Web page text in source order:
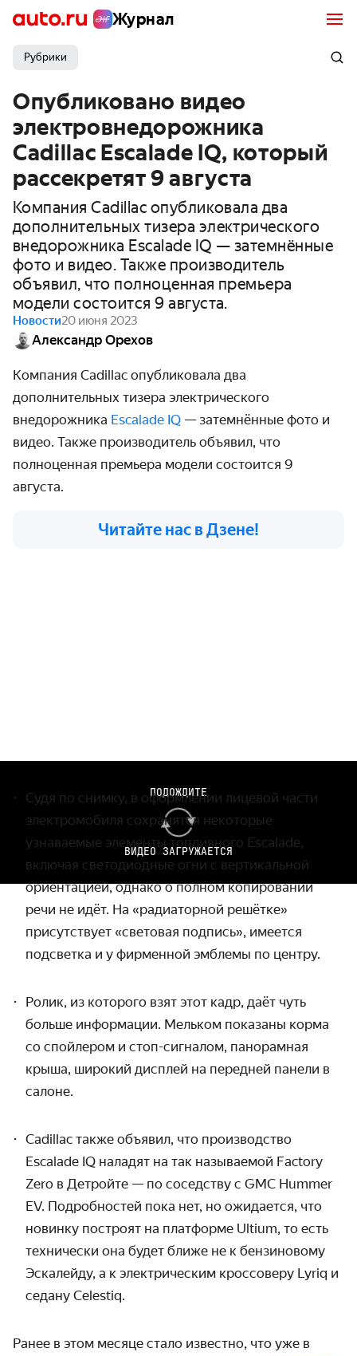
Журнал
Рубрики
Опубликовано видео
электровнедорожника
Cadillac Escalade IQ, который
рассекретят 9 августа
Компания Cadillac опубликовала два
дополнительных тизера электрического
внедорожника Escalade IQ — затемнённые
фото и видео. Также производитель
объявил, что полноценная премьера
модели состоится 9 августа.
Новости20 июня 2023
Александр Орехов
Компания Cadillac опубликовала два
дополнительных тизера электрического
внедорожника Escalade IQ — затемнённые фото и
видео. Также производитель объявил, что
полноценная премьера модели состоится 9
августа.
Читайте нас в Дзене!
ПОДОЖДИТЕ
ВИДЕО ЗАГРУЖАЕТСЯ
Судя по снимку, в оформлении лицевой части
электромобиля сохранятся некоторые
узнаваемые элементы топливного Escalade,
включая светодиодные огни с вертикальной
ориентацией, однако о полном копировании
речи не идёт. На «радиаторной решётке»
присутствует «световая подпись», имеется
подсветка и у фирменной эмблемы по центру.
Ролик, из которого взят этот кадр, даёт чуть
больше информации. Мельком показаны корма
со спойлером и стоп-сигналом, панорамная
крыша, широкий дисплей на передней панели в
салоне.
Cadillac также объявил, что производство
Escalade IQ наладят на так называемой Factory
Zero в Детройте — по соседству с GMC Hummer
EV. Подробностей пока нет, но ожидается, что
новинку построят на платформе Ultium, то есть
технически она будет ближе не к бензиновому
Эскалейду, а к электрическим кроссоверу Lyriq и
седану Celestiq.
Ранее в этом месяце стало известно, что уже в